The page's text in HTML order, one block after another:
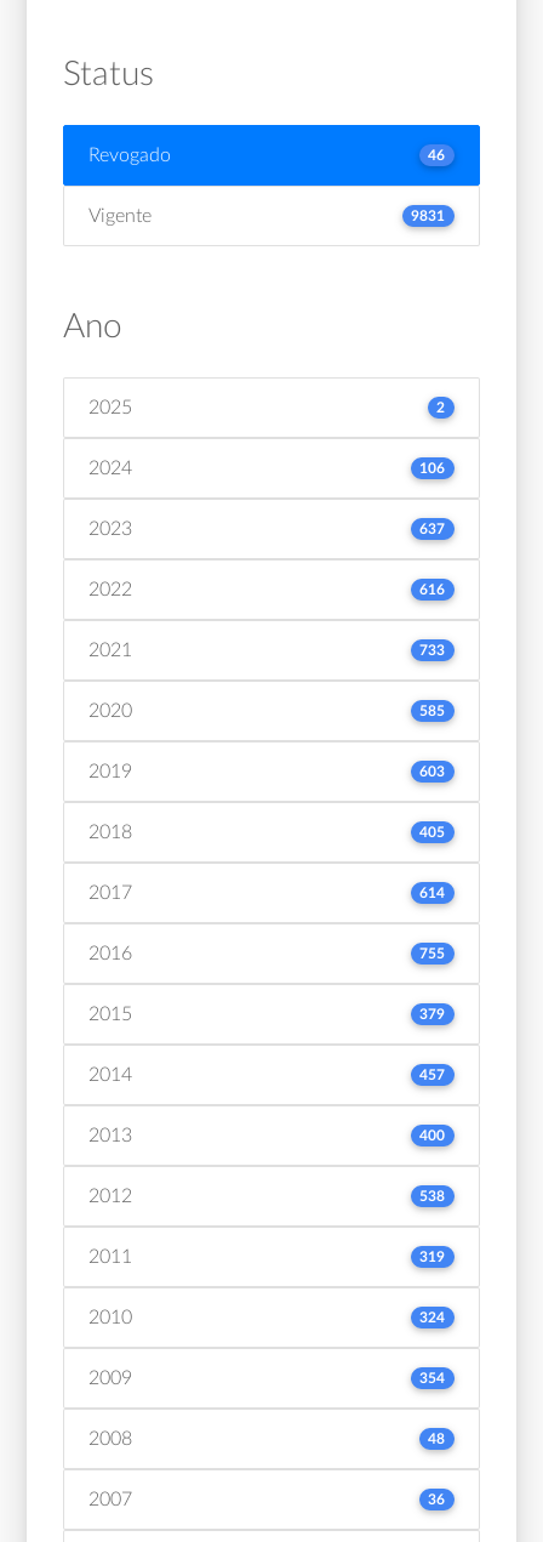
Status
Revogado 46
Vigente 9831
Ano
2025 2
2024 106
2023 637
2022 616
2021 733
2020 585
2019 603
2018 405
2017 614
2016 755
2015 379
2014 457
2013 400
2012 538
2011 319
2010 324
2009 354
2008 48
2007 36